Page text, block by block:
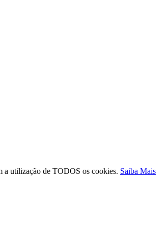
a utilização de TODOS os cookies. Saiba Mais